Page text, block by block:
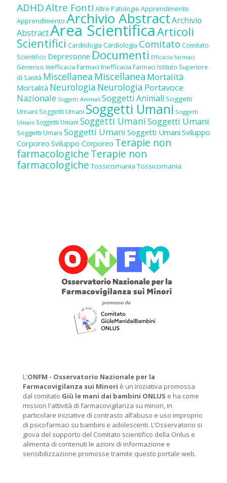
ADHDAltre Fonti Altre Patologie Apprendimento
Apprendimento Archivio AbstractArchivio
AbstractArea ScientificaArticoli
Scientifici Cardiologia Cardiologia Comitato Comitato
Scientifico Depressione Documenti Efficacia farmaci
Generico Inefficacia Farmaci Inefficacia Farmaci Istituto Superiore
di Sanità Miscellanea Miscellanea Mortalità
Mortalità Neurologia Neurologia Portavoce
Nazionale Soggetti Animali Soggetti Animali Soggetti
Umani Soggetti Umani Soggetti Umani Soggetti
Umani Soggetti Umani Soggetti UmaniSoggetti Umani
Soggetti Umani Soggetti Umani Soggetti Umani Sviluppo
Corporeo Sviluppo Corporeo Terapie non
farmacologicheTerapie non
farmacologiche Tossicomania Tossicomania
L'ONFM - Osservatorio Nazionale per la
Farmacovigilanza sui Minori è un iniziativa promossa
dal comitato Giù le mani dai bambini ONLUS e ha come
mission l'attività di farmacovigilanza su minori, in
particolare iniziative di contrasto all’abuso e uso improprio
di psicofarmaci su bambini e adolescenti. L’Osservatorio si
giova del supporto del Comitato scientifico della Onlus e
alimenta di contenuti le azioni di informazione e
sensibilizzazione promosse tramite questo portale web.